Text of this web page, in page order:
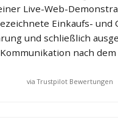
Live-Web-
Einkaufs- und
und schließlich
Kommunikation nach dem
via Trustpilot Bewertungen